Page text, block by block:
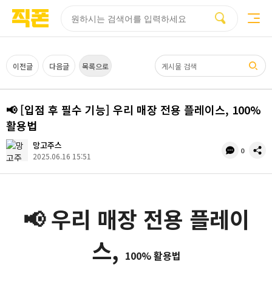
이전글 다음글 목록으로
📢 [입점 후 필수 기능] 우리 매장 전용 플레이스, 100%
활용법
망고주스
2025.06.16 15:51
댓
수
0
공
📢 우리 매장 전용 플레이
스, 100% 활용법
페이지
페이지
페이지
페이지
색엔진
색엔진
색엔진
색엔진